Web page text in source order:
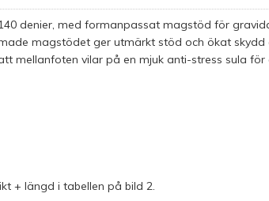
denier, med formanpassat magstöd för
magstödet ger utmärkt stöd och ökat
mellanfoten vilar på en mjuk anti-stress sula
+ längd i tabellen på bild 2.